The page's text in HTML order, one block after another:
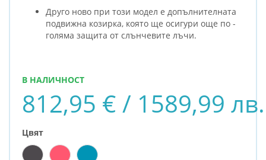
Друго ново при този модел е допълнителната
подвижна козирка, която ще осигури още по -
голяма защитa от слънчевите лъчи.
812,95 € / 1589,99 лв.
В НАЛИЧНОСТ
Цвят